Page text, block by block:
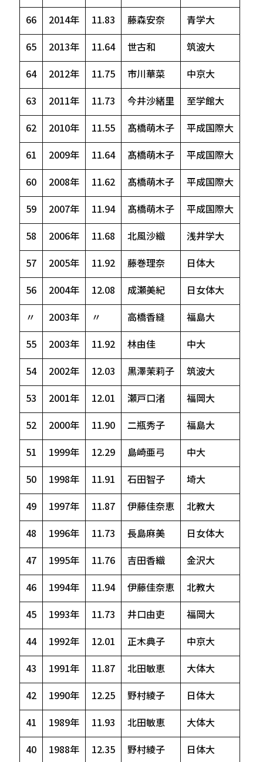
66 2014年 11.83 藤森安奈 青学大
65 2013年 11.64 世古和 筑波大
64 2012年 11.75 市川華菜 中京大
63 2011年 11.73 今井沙緒里 至学館大
62 2010年 11.55 髙橋萌木子 平成国際大
61 2009年 11.64 髙橋萌木子 平成国際大
60 2008年 11.62 髙橋萌木子 平成国際大
59 2007年 11.94 髙橋萌木子 平成国際大
58 2006年 11.68 北風沙織 浅井学大
57 2005年 11.92 藤巻理奈 日体大
56 2004年 12.08 成瀬美紀 日女体大
〃 2003年 〃 高橋香縫 福島大
55 2003年 11.92 林由佳 中大
54 2002年 12.03 黒澤茉莉子 筑波大
53 2001年 12.01 瀬戸口渚 福岡大
52 2000年 11.90 二瓶秀子 福島大
51 1999年 12.29 島崎亜弓 中大
50 1998年 11.91 石田智子 埼大
49 1997年 11.87 伊藤佳奈恵 北教大
48 1996年 11.73 長島麻美 日女体大
47 1995年 11.76 吉田香織 金沢大
46 1994年 11.94 伊藤佳奈恵 北教大
45 1993年 11.73 井口由吏 福岡大
44 1992年 12.01 正木典子 中京大
43 1991年 11.87 北田敏恵 大体大
42 1990年 12.25 野村綾子 日体大
41 1989年 11.93 北田敏恵 大体大
40 1988年 12.35 野村綾子 日体大